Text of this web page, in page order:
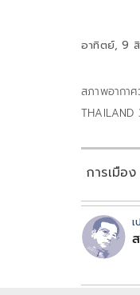
อาทิตย์, 9
สภาพอากา
THAILAND
การเมือง